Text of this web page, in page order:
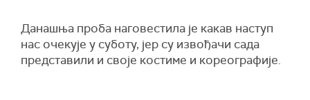
Данашња проба наговестила је какав наступ
нас очекује у суботу, јер су извођачи сада
представили и своје костиме и кореографије.